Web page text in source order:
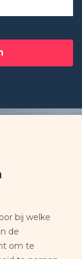
bij welke
de
om te